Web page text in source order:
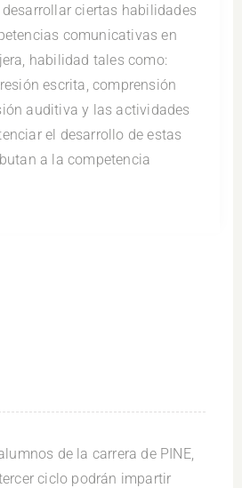
ciertas habilidades
comunicativas en
habilidad tales como:
escrita, comprensión
auditiva y las actividades
el desarrollo de estas
a la competencia
de la carrera de PINE,
ciclo podrán impartir